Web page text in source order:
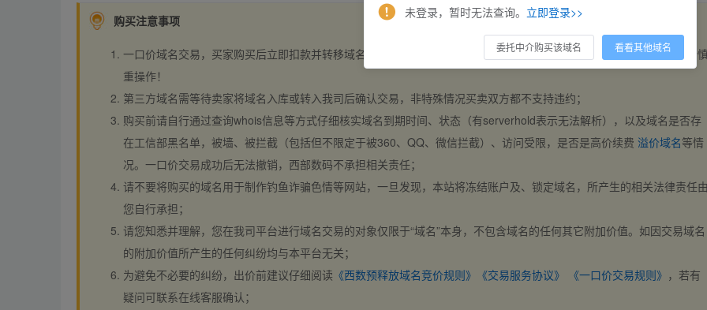
购买注意事项
一口价域名交易，买家购买后立即扣款并转移域名，交易自动完成。买卖双方都不支持违约，一旦出价不支持撤销，请
重操作！
第三方域名需等待卖家将域名入库或转入我司后确认交易，非特殊情况买卖双方都不支持违约；
购买前请自行通过查询whois信息等方式仔细核实域名到期时间、状态（有serverhold表示无法解析），以及域名是否存
在工信部黑名单，被墙、被拦截（包括但不限定于被360、QQ、微信拦截）、访问受限，是否是高价续费 溢价域名等情
况。一口价交易成功后无法撤销，西部数码不承担相关责任；
请不要将购买的域名用于制作钓鱼诈骗色情等网站，一旦发现，本站将冻结账户及、锁定域名，所产生的相关法律责任
您自行承担；
请您知悉并理解，您在我司平台进行域名交易的对象仅限于“域名”本身，不包含域名的任何其它附加价值。如因交易域名
的附加价值所产生的任何纠纷均与本平台无关；
为避免不必要的纠纷，出价前建议仔细阅读 《西数预释放域名竞价规则》 《交易服务协议》 《一口价交易规则》 ，若有
疑问可联系在线客服确认；
未登录，暂时无法查询。 立即登录>>
委托中介购买该域名 看看其他域名